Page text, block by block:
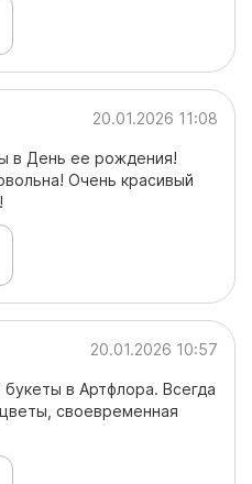
20.01.2026 11:08
в День ее рождения!
Очень красивый
20.01.2026 10:57
в Артфлора. Всегда
своевременная